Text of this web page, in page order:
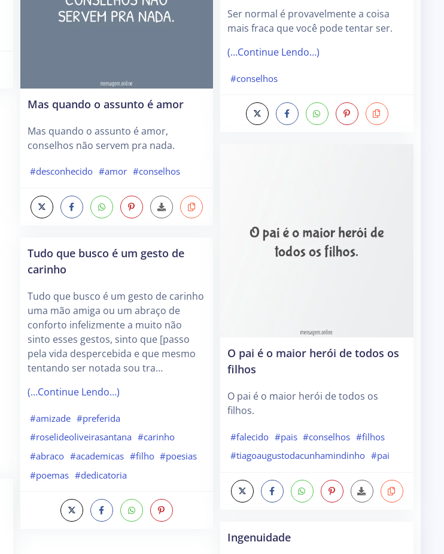
Mas quando o assunto é amor
Mas quando o assunto é amor,
conselhos não servem pra nada.
#desconhecido #amor #conselhos
Tudo que busco é um gesto de
carinho
Tudo que busco é um gesto de carinho
uma mão amiga ou um abraço de
conforto infelizmente a muito não
sinto esses gestos, sinto que [passo
pela vida despercebida e que mesmo
tentando ser notada sou tra…
(…Continue Lendo…)
#amizade #preferida
#roselideoliveirasantana #carinho
#abraco #academicas #filho #poesias
#poemas #dedicatoria
Ser normal é provavelmente a coisa
mais fraca que você pode tentar ser.
(…Continue Lendo…)
#conselhos
O pai é o maior herói de todos os
filhos
O pai é o maior herói de todos os
filhos.
#falecido #pais #conselhos #filhos
#tiagoaugustodacunhamindinho #pai
Ingenuidade